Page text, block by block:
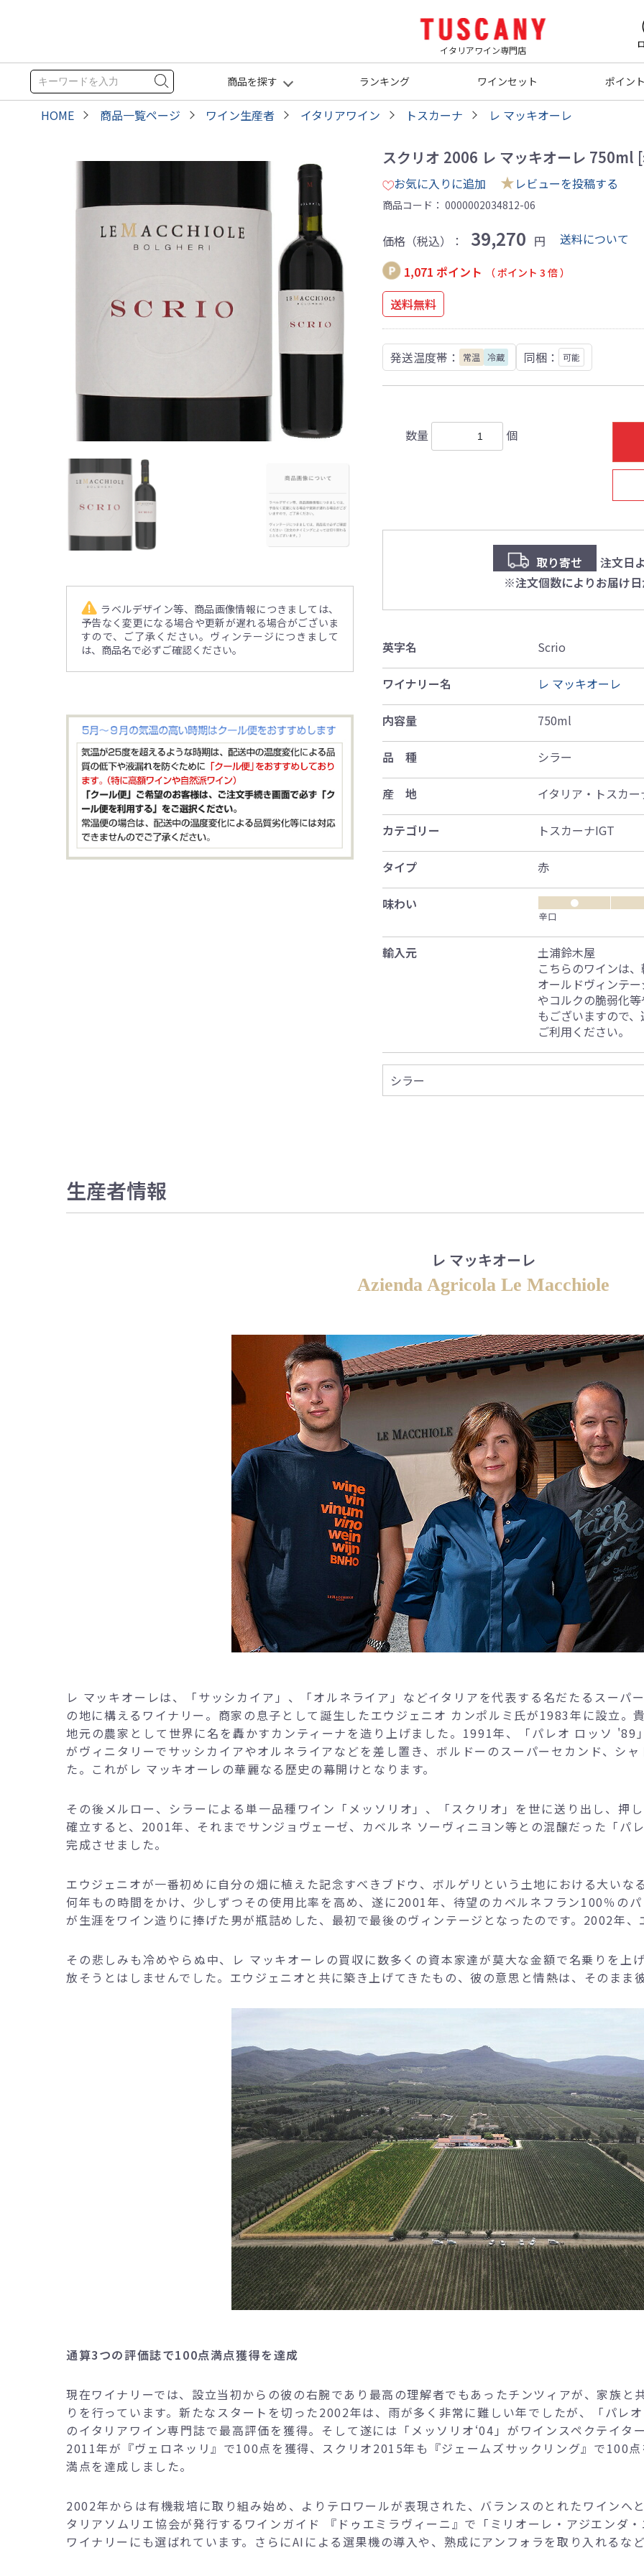
イタリアワイン専門店
商品を探す ランキング ワインセット ポイン
HOME 商品一覧ページ ワイン生産者 イタリアワイン トスカーナ レ マッキオーレ
ラベルデザイン等、商品画像情報につきましては、
予告なく変更になる場合や更新が遅れる場合がございま
すので、ご了承ください。ヴィンテージにつきまして
は、商品名で必ずご確認ください。
スクリオ 2006 レ マッキオーレ 750ml
お気に入りに追加 ★レビューを投稿する
商品コード： 0000002034812-06
価格（税込）： 39,270 円
送料について
1,071 ポイント
（ ポイント 3 倍 ）
送料無料
発送温度帯： 常温 冷蔵 同梱： 可能
数量 個
取り寄せ
注文日
※注文個数によりお届け日
英字名 Scrio
ワイナリー名 レ マッキオーレ
内容量 750ml
品 種 シラー
産 地 イタリア・トスカー
カテゴリー トスカーナIGT
タイプ 赤
味わい
●
辛口
輸入元
土浦鈴木屋
こちらのワインは
オールドヴィンテ
やコルクの脆弱化
もございますので
ご利用ください。
シラー
生産者情報
レ マッキオーレ
Azienda Agricola Le Macchiole
レ マッキオーレは、「サッシカイア」、「オルネライア」などイタリアを代表する名だたるスーパ
の地に構えるワイナリー。商家の息子として誕生したエウジェニオ カンポルミ氏が1983年に設立。
地元の農家として世界に名を轟かすカンティーナを造り上げました。1991年、「パレオ ロッソ '89
がヴィニタリーでサッシカイアやオルネライアなどを差し置き、ボルドーのスーパーセカンド、シ
た。これがレ マッキオーレの華麗なる歴史の幕開けとなります。
その後メルロー、シラーによる単一品種ワイン「メッソリオ」、「スクリオ」を世に送り出し、押
確立すると、2001年、それまでサンジョヴェーゼ、カベルネ ソーヴィニヨン等との混醸だった「パ
完成させました。
エウジェニオが一番初めに自分の畑に植えた記念すべきブドウ、ボルゲリという土地における大いな
何年もの時間をかけ、少しずつその使用比率を高め、遂に2001年、待望のカベルネフラン100％の
が生涯をワイン造りに捧げた男が瓶詰めした、最初で最後のヴィンテージとなったのです。2002年、
その悲しみも冷めやらぬ中、レ マッキオーレの買収に数多くの資本家達が莫大な金額で名乗りを上
放そうとはしませんでした。エウジェニオと共に築き上げてきたもの、彼の意思と情熱は、そのまま
通算3つの評価誌で100点満点獲得を達成
現在ワイナリーでは、設立当初からの彼の右腕であり最高の理解者でもあったチンツィアが、家族と
りを行っています。新たなスタートを切った2002年は、雨が多く非常に難しい年でしたが、「パレ
のイタリアワイン専門誌で最高評価を獲得。そして遂には「メッソリオ‘04」がワインスペクテイタ
2011年が『ヴェロネッリ』で100点を獲得、スクリオ2015年も『ジェームズサックリング』で100
満点を達成しました。
2002年からは有機栽培に取り組み始め、よりテロワールが表現された、バランスのとれたワインへ
タリアソムリエ協会が発行するワインガイド 『ドゥエミラヴィーニ』で「ミリオーレ・アジエンダ
ワイナリーにも選ばれています。さらにAIによる選果機の導入や、熟成にアンフォラを取り入れるな